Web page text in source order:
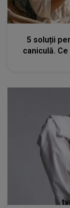
5 soluții
caniculă.